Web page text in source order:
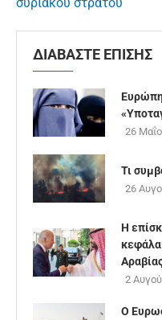
ΔΙΑΒΑΣΤΕ ΕΠΙΣΗΣ
26
Τι
26
Η
2
Ο